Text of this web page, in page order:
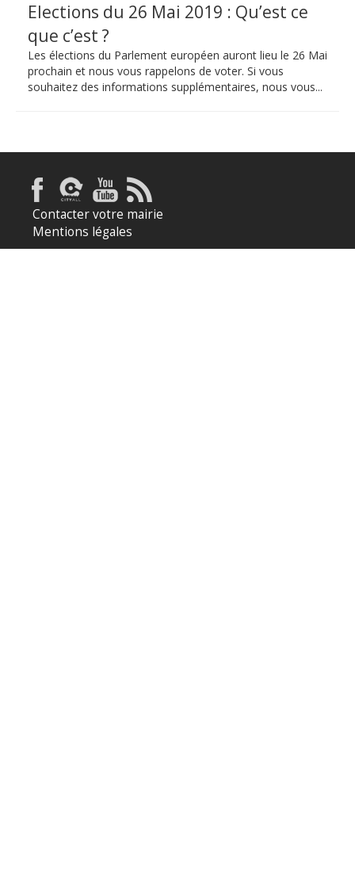
Elections du 26 Mai 2019 : Qu’est ce
que c’est ?
Les élections du Parlement européen auront lieu le 26 Mai
prochain et nous vous rappelons de voter. Si vous
souhaitez des informations supplémentaires, nous vous...
Contacter votre mairie
Mentions légales